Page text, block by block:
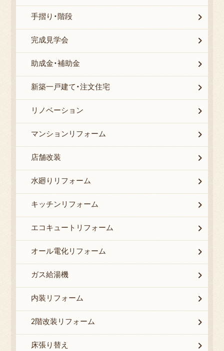
手摺り・階段
完成見学会
助成金・補助金
新築一戸建て・注文住宅
リノベーション
マンションリフォーム
店舗改装
水廻りリフォーム
キッチンリフォーム
エコキュートリフォーム
オール電化リフォーム
ガス給湯機
内装リフォーム
2階改装リフォーム
床張り替え